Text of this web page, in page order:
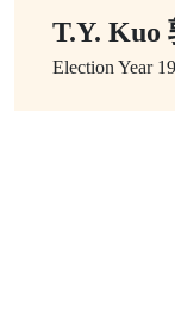
T.Y. Kuo
Election Year